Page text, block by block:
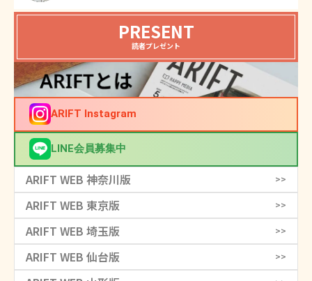
PRESENT
読者プレゼント
ARIFT Instagram
LINE会員募集中
ARIFT WEB 神奈川版 >>
ARIFT WEB 東京版 >>
ARIFT WEB 埼玉版 >>
ARIFT WEB 仙台版 >>